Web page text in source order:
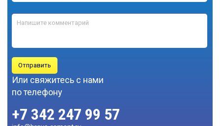
ГИДРОИЗОЛЯЦИЯ ПОЛА
МОНТАЖ ПЛИНТУСА
Отправить
Или свяжитесь с нами
по телефону
+7 342 247 99 57